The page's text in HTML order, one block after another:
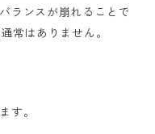
ランスが崩れることで
常はありません。
す。